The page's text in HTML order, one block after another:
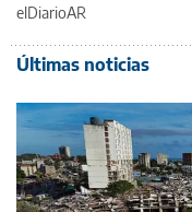
elDiarioAR
Últimas noticias